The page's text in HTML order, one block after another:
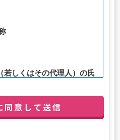
若しくはその代理人）の氏